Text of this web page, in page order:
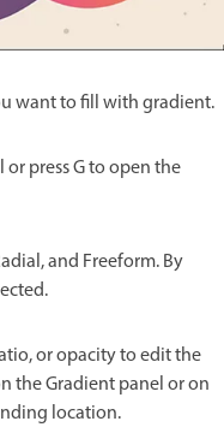
want to fill with gradient.
or press G to open the
and Freeform. By
or opacity to edit the
the Gradient panel or on
location.